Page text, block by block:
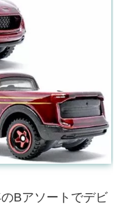
Bアソートでデビ